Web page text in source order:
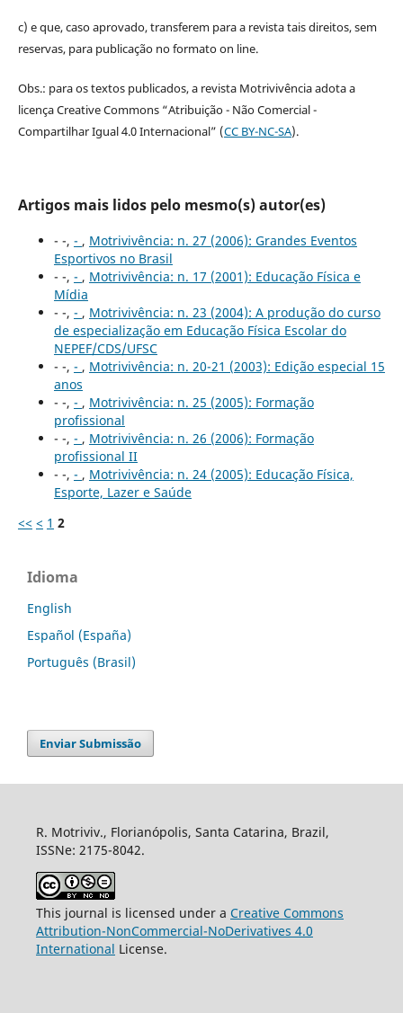
c) e que, caso aprovado, transferem para a revista tais direitos, sem
reservas, para publicação no formato on line.
Obs.: para os textos publicados, a revista Motrivivência adota a
licença Creative Commons “Atribuição - Não Comercial -
Compartilhar Igual 4.0 Internacional” (CC BY-NC-SA).
Artigos mais lidos pelo mesmo(s) autor(es)
- -, - , Motrivivência: n. 27 (2006): Grandes Eventos
Esportivos no Brasil
- -, - , Motrivivência: n. 17 (2001): Educação Física e
Mídia
- -, - , Motrivivência: n. 23 (2004): A produção do curso
de especialização em Educação Física Escolar do
NEPEF/CDS/UFSC
- -, - , Motrivivência: n. 20-21 (2003): Edição especial 15
anos
- -, - , Motrivivência: n. 25 (2005): Formação
profissional
- -, - , Motrivivência: n. 26 (2006): Formação
profissional II
- -, - , Motrivivência: n. 24 (2005): Educação Física,
Esporte, Lazer e Saúde
<< < 1 2
Idioma
English
Español (España)
Português (Brasil)
Enviar Submissão
R. Motriviv., Florianópolis, Santa Catarina, Brazil,
ISSNe: 2175-8042.
This journal is licensed under a Creative Commons
Attribution-NonCommercial-NoDerivatives 4.0
International License.